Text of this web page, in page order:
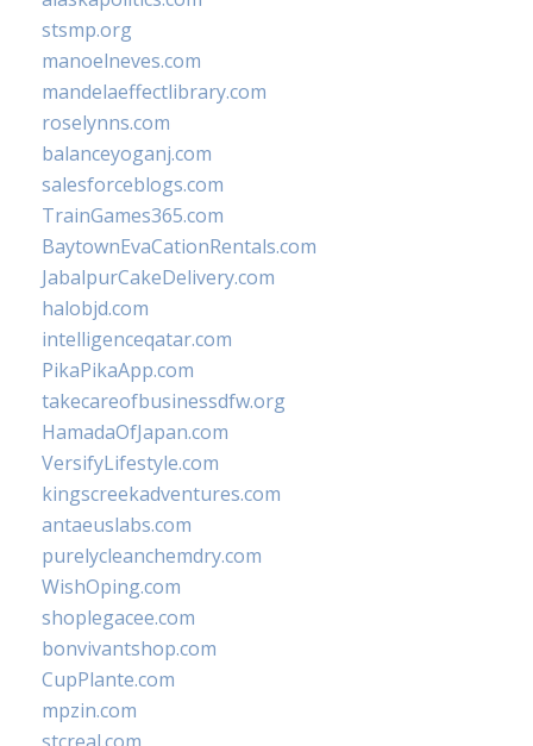
stsmp.org
manoelneves.com
mandelaeffectlibrary.com
roselynns.com
balanceyoganj.com
salesforceblogs.com
TrainGames365.com
BaytownEvaCationRentals.com
JabalpurCakeDelivery.com
halobjd.com
intelligenceqatar.com
PikaPikaApp.com
takecareofbusinessdfw.org
HamadaOfJapan.com
VersifyLifestyle.com
kingscreekadventures.com
antaeuslabs.com
purelycleanchemdry.com
WishOping.com
shoplegacee.com
bonvivantshop.com
CupPlante.com
mpzin.com